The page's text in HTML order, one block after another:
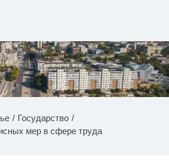
Государство
мер в сфере труда